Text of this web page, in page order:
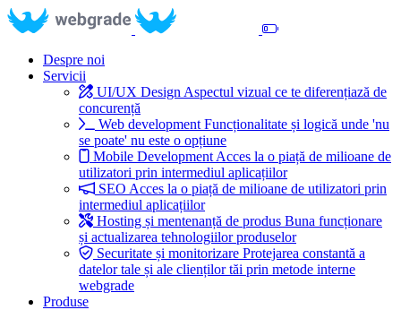
Despre noi
Servicii
UI/UX Design Aspectul vizual ce te diferențiază de
concurență
Web development Funcționalitate și logică unde 'nu
se poate' nu este o opțiune
Mobile Development Acces la o piață de milioane de
utilizatori prin intermediul aplicațiilor
SEO Acces la o piață de milioane de utilizatori prin
intermediul aplicațiilor
Hosting și mentenanță de produs Buna funcționare
și actualizarea tehnologiilor produselor
Securitate și monitorizare Protejarea constantă a
datelor tale și ale clienților tăi prin metode interne
webgrade
Produse